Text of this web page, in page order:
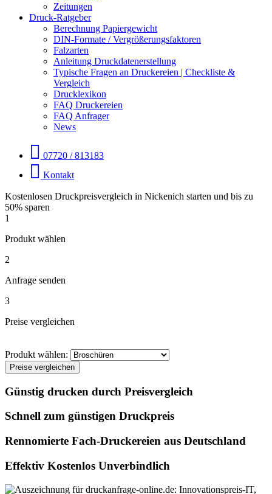
Zeitungen
Druck-Ratgeber
Berechnung Papiergewicht
DIN-Formate / Vergrößerungsfaktoren
Falzarten
Anleitung Druckdatenerstellung
Typische Fragen an Druckereien | Checkliste &
Vergleich
Drucklexikon
FAQ Druckereien
FAQ Anfrager
News
07720 / 813183
Kontakt
Kostenlosen Druckpreisvergleich in Nickenich starten und bis zu
50% sparen
1
Produkt wählen
2
Anfrage senden
3
Preise vergleichen
Produkt wählen:
Preise vergleichen
Günstig drucken durch Preisvergleich
Schnell zum günstigen Druckpreis
Rennomierte Fach-Druckereien aus Deutschland
Effektiv Kostenlos Unverbindlich